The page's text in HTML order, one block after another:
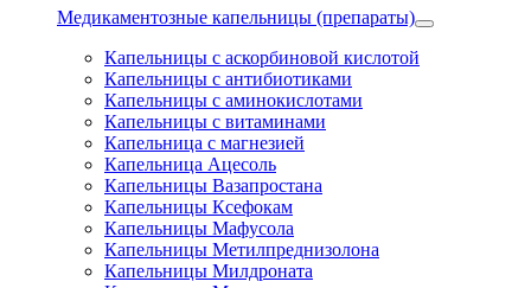
Медикаментозные капельницы (препараты)
Капельницы с аскорбиновой кислотой
Капельницы с антибиотиками
Капельницы с аминокислотами
Капельницы с витаминами
Капельница с магнезией
Капельница Ацесоль
Капельницы Вазапростана
Капельницы Ксефокам
Капельницы Мафусола
Капельницы Метилпреднизолона
Капельницы Милдроната